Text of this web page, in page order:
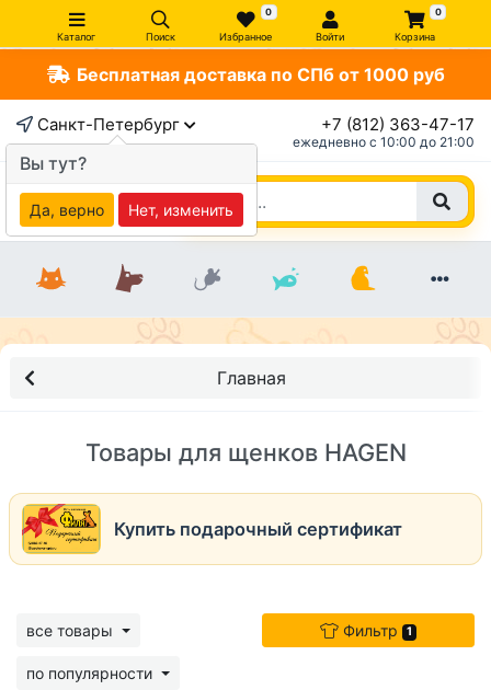
Каталог Поиск
0
Избранное Войти
0
Корзина
Бесплатная доставка по СПб от 1000 руб
Санкт-Петербург +7 (812) 363-47-17
ежедневно c 10:00 до 21:00
Главная
Товары для щенков HAGEN
Купить подарочный сертификат
все товары
по популярности
Фильтр 1
Вы тут?
Да, верно Нет, изменить